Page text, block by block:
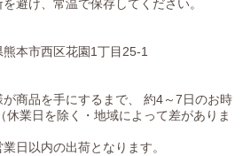
避け、常温で保存してください。
本市西区花園1丁目25-1
商品を手にするまで、 約4～7日のお時
休業日を除く・地域によって差がありま
日以内の出荷となります。